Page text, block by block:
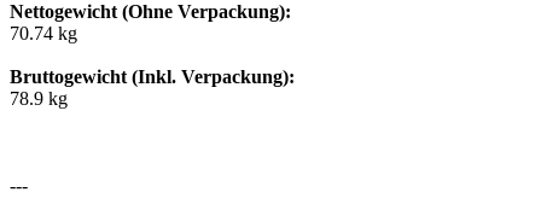
Nettogewicht (Ohne Verpackung):
70.74 kg
Bruttogewicht (Inkl. Verpackung):
78.9 kg
---